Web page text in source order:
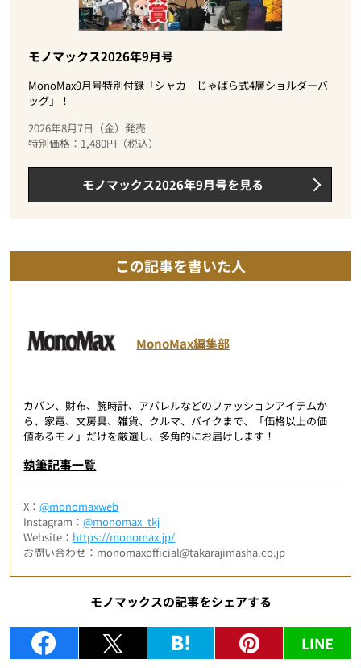
モノマックス2026年9月号
MonoMax9月号特別付録「シャカ じゃばら式4層ショルダーバ
ッグ」！
2026年8月7日（金）発売
特別価格：1,480円（税込）
モノマックス2026年9月号を見る
この記事を書いた人
MonoMax編集部
カバン、財布、腕時計、アパレルなどのファッションアイテムか
ら、家電、文房具、雑貨、クルマ、バイクまで、「価格以上の価
値あるモノ」だけを厳選し、多角的にお届けします！
執筆記事一覧
X：@monomaxweb
Instagram：@monomax_tkj
Website： https://monomax.jp/
お問い合わせ：monomaxofficial@takarajimasha.co.jp
モノマックスの記事をシェアする
LINE